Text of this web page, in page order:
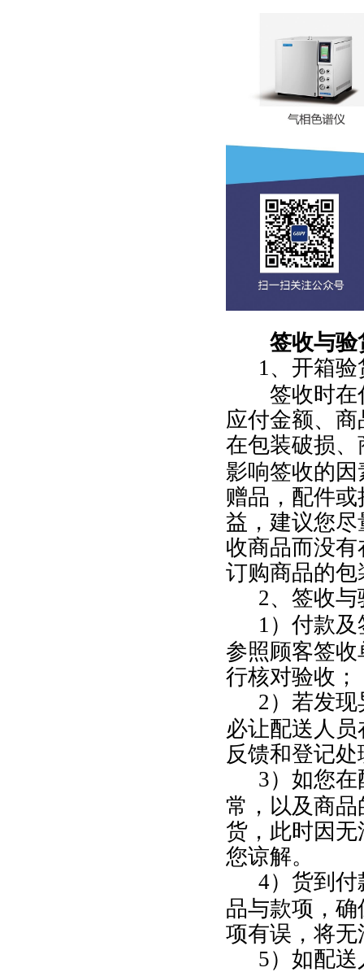
签收与验
1 、开箱验
签收时在付
应付金额、
在包装破损
影响签收的
赠品，配件
益，建议您
收商品而没
订购商品的
2、签收
1 ）付款
参照顾客签
行核对验收；
2 ）若发
必让配送人
反馈和登记处
3）如您
常，以及商
货，此时因
您谅解。
4）货到
品与款项，
项有误，将
5）如配